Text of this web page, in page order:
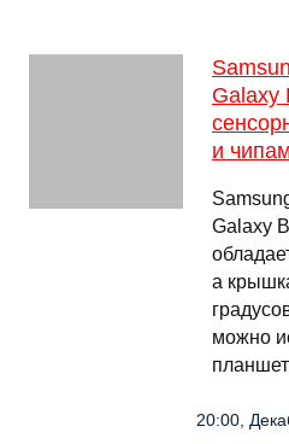
Galaxy
и
Galaxy
а
можно
20:00,